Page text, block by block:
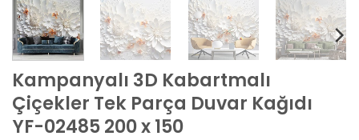
Kampanyalı 3D Kabartmalı
Çiçekler Tek Parça Duvar Kağıdı
YF-02485 200 x 150